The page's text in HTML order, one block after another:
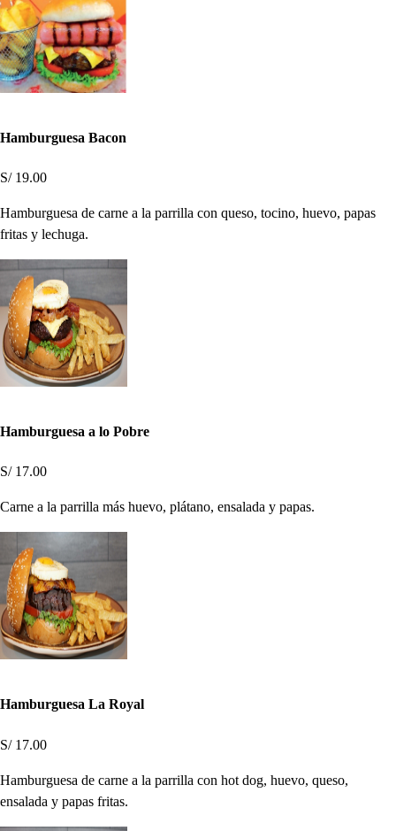
Hamburguesa Bacon
S/ 19.00
Hamburguesa de carne a la parrilla con queso, tocino, huevo, papas
fritas y lechuga.
Hamburguesa a lo Pobre
S/ 17.00
Carne a la parrilla más huevo, plátano, ensalada y papas.
Hamburguesa La Royal
S/ 17.00
Hamburguesa de carne a la parrilla con hot dog, huevo, queso,
ensalada y papas fritas.